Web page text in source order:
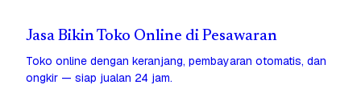
Jasa Bikin Toko Online di Pesawaran
Toko online dengan keranjang, pembayaran otomatis, dan
ongkir — siap jualan 24 jam.